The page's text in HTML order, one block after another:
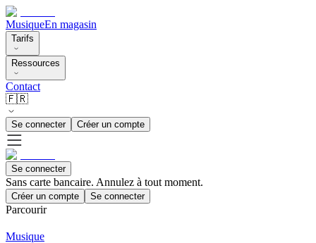
MusiqueEn magasin
Tarifs
Ressources
Contact
🇫🇷
Se connecter Créer un compte
Se connecter
Sans carte bancaire. Annulez à tout moment.
Créer un compte Se connecter
Parcourir
Musique